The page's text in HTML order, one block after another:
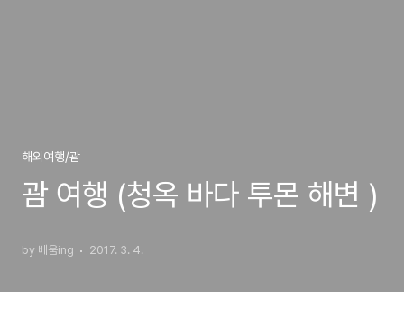
해외여행/괌
괌 여행 (청옥 바다 투몬 해변 )
by 배움ing 2017. 3. 4.